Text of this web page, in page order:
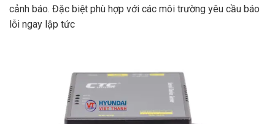
cảnh báo. Đặc biệt phù hợp với các môi trường yêu cầu báo
lỗi ngay lập tức